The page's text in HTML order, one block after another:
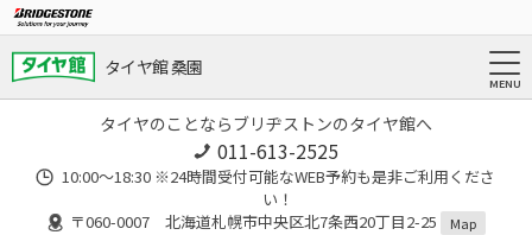
タイヤ館 桑園
タイヤのことならブリヂストンのタイヤ館へ
011-613-2525
10:00～18:30 ※24時間受付可能なWEB予約も是非ご利用くださ
い！
〒060-0007 北海道札幌市中央区北7条西20丁目2-25
Map